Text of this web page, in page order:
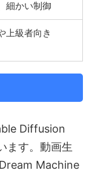
細かい制御
上級者向き
Diffusion
ます。動画生
Machine